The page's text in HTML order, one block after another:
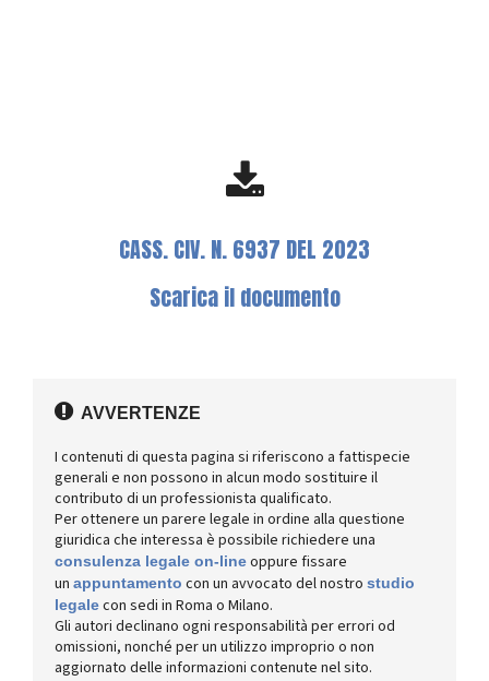
CASS. CIV. N. 6937 DEL 2023
Scarica il documento
AVVERTENZE
I contenuti di questa pagina si riferiscono a fattispecie
generali e non possono in alcun modo sostituire il
contributo di un professionista qualificato.
Per ottenere un parere legale in ordine alla questione
giuridica che interessa è possibile richiedere una
consulenza legale on-lineoppure fissare
un appuntamento con un avvocato del nostro studio
legalecon sedi in Roma o Milano.
Gli autori declinano ogni responsabilità per errori od
omissioni, nonché per un utilizzo improprio o non
aggiornato delle informazioni contenute nel sito.